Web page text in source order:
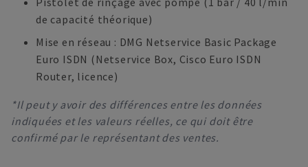
de capacité théorique)
Mise en réseau : DMG Netservice Basic Package
Euro ISDN (Netservice Box, Cisco Euro ISDN
Router, licence)
*Il peut y avoir des différences entre les données
indiquées et les valeurs réelles, ce qui doit être
confirmé par le représentant des ventes.